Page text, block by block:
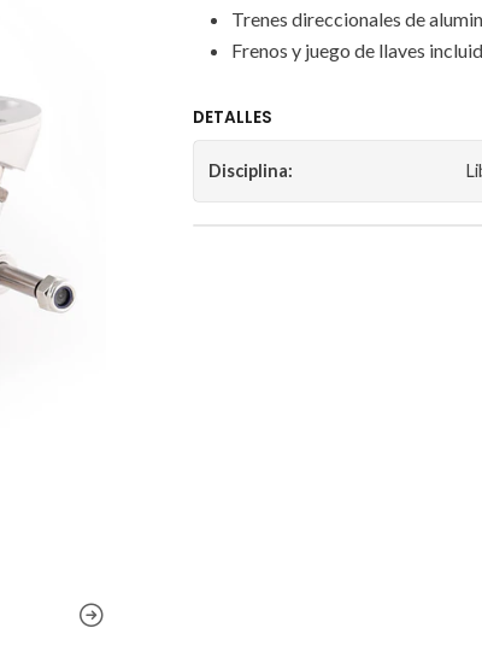
Trenes direccionales de
Frenos y juego de llaves
DETALLES
Disciplina: